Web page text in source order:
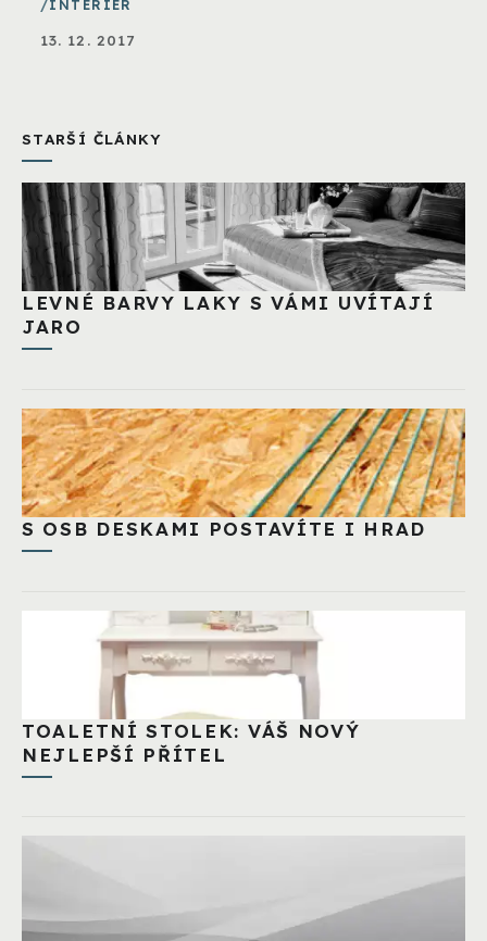
INTERIÉR
13. 12. 2017
STARŠÍ ČLÁNKY
LEVNÉ BARVY LAKY S VÁMI UVÍTAJÍ
JARO
S OSB DESKAMI POSTAVÍTE I HRAD
TOALETNÍ STOLEK: VÁŠ NOVÝ
NEJLEPŠÍ PŘÍTEL